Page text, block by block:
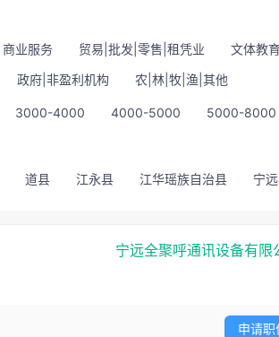
商业服务 贸易|批发|零售|租凭业 文体教
政府|非盈利机构 农|林|牧|渔|其他
3000-4000 4000-5000 5000-8000
道县 江永县 江华瑶族自治县 宁
宁远全聚呼通讯设备有限
申请职